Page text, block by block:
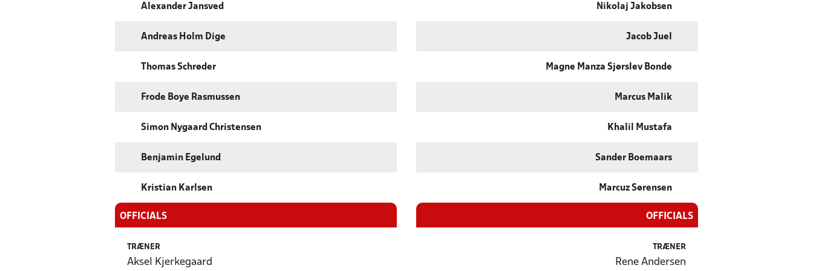
Alexander Jansved
Andreas Holm Dige
Thomas Schrøder
Frode Boye Rasmussen
Simon Nygaard Christensen
Benjamin Egelund
Kristian Karlsen
OFFICIALS
TRÆNER
Aksel Kjerkegaard
Nikolaj Jakobsen
Jacob Juel
Magne Manza Sjørslev Bonde
Marcus Malik
Khalil Mustafa
Sander Boemaars
Marcuz Sørensen
OFFICIALS
TRÆNER
Rene Andersen